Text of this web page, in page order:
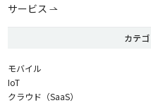
サービス
カテ
モバイル
IoT
クラウド（SaaS）